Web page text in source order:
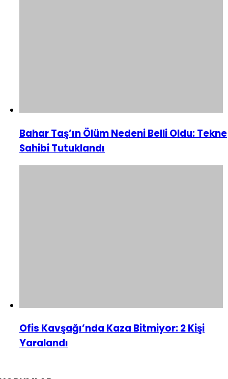
Bahar Taş’ın Ölüm Nedeni Belli Oldu: Tekne
Sahibi Tutuklandı
Ofis Kavşağı’nda Kaza Bitmiyor: 2 Kişi
Yaralandı